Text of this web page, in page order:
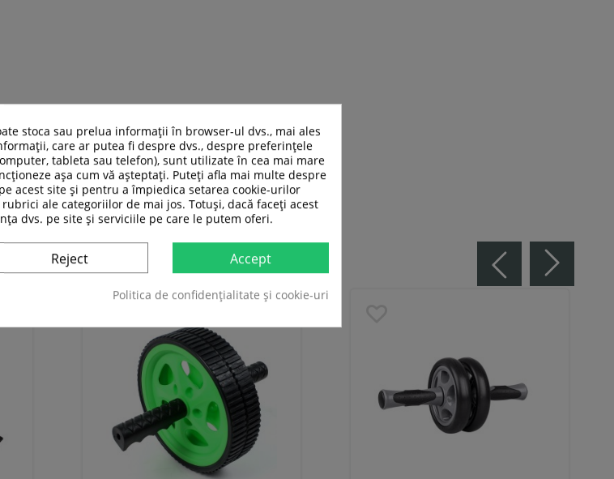
stoca sau prelua informații în browser-ul dvs., mai ales
care ar putea fi despre dvs., despre preferințele
tableta sau telefon), sunt utilizate în cea mai mare
așa cum vă așteptați. Puteți afla mai multe despre
acest site și pentru a împiedica setarea cookie-urilor
ale categoriilor de mai jos. Totuși, dacă faceți acest
dvs. pe site și serviciile pe care le putem oferi.
Reject Accept
Politica de confidențialitate și cookie-uri